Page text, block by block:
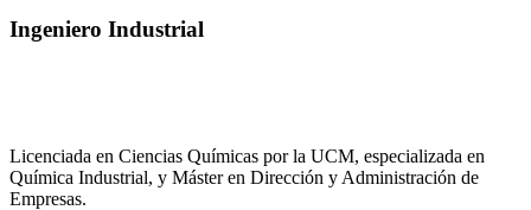
Ingeniero Industrial
Licenciada en Ciencias Químicas por la UCM, especializada en
Química Industrial, y Máster en Dirección y Administración de
Empresas.